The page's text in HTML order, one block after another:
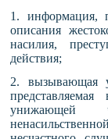
1. информация,
описания
насилия,
действия;
2. вызывающая
унижающей